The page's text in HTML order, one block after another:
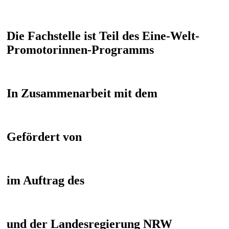
Die Fachstelle ist Teil des Eine-Welt-
Promotorinnen-Programms
In Zusammenarbeit mit dem
Gefördert von
im Auftrag des
und der Landesregierung NRW